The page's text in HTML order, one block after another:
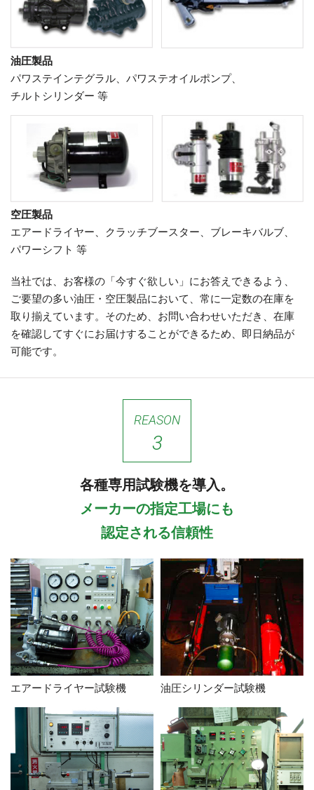
油圧製品
パワステインテグラル、パワステオイルポンプ、
チルトシリンダー 等
空圧製品
エアードライヤー、クラッチブースター、ブレーキバルブ、
パワーシフト 等
当社では、お客様の「今すぐ欲しい」にお答えできるよう、
ご要望の多い油圧・空圧製品において、常に一定数の在庫を
取り揃えています。そのため、お問い合わせいただき、在庫
を確認してすぐにお届けすることができるため、即日納品が
可能です。
REASON
3
各種専用試験機を導入。
メーカーの指定工場にも
認定される信頼性
エアードライヤー試験機 油圧シリンダー試験機